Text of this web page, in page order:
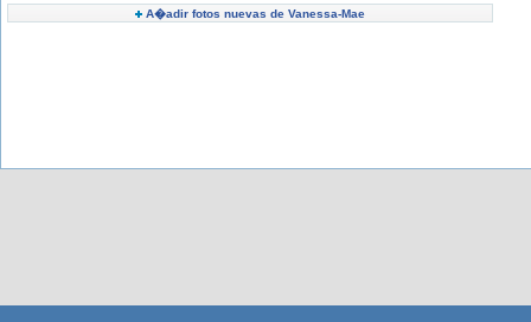
A�adir fotos nuevas de Vanessa-Mae